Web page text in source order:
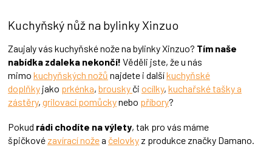
Kuchyňský nůž na bylinky Xinzuo
Zaujaly vás kuchyňské nože na bylinky Xinzuo? Tím naše
nabídka zdaleka nekončí! Věděli jste, že u nás
mimo kuchyňských nožů najdete i dalšíkuchyňské
doplňky jako prkénka, brousky či ocílky, kuchařské tašky a
zástěry, grilovací pomůckynebo příbory?
Pokud rádi chodíte na výlety, tak pro vás máme
špičkové zavírací nožea čelovky z produkce značky Damano.